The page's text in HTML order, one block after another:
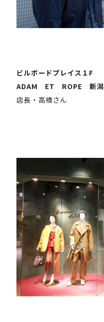
ビルボードプレイス１F
ADAM ET ROPE 新潟
店長・高橋さん